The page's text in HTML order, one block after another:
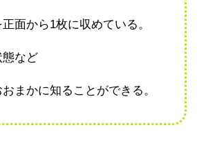
面から1枚に収めている。
など
まかに知ることができる。